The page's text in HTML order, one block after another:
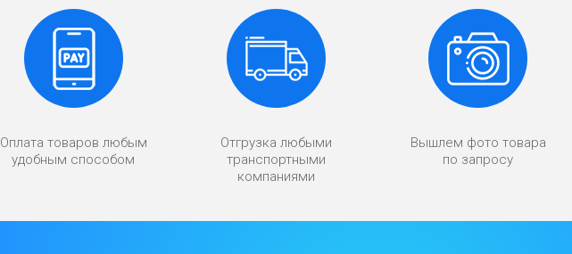
Оплата товаров любым
удобным способом
Отгрузка любыми
транспортными
компаниями
Вышлем фото товара
по запросу